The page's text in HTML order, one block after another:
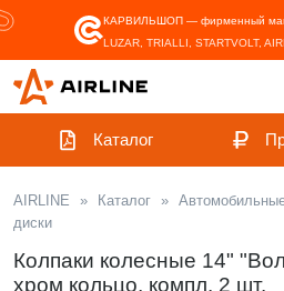
КАРВИЛЬШОП — фирменный
LUZAR, TRIALLI, STARTVOLT,
Каталог
AIRLINE » Каталог »
диски
Колпаки колесные 14"
хром кольцо, компл. 2 шт.